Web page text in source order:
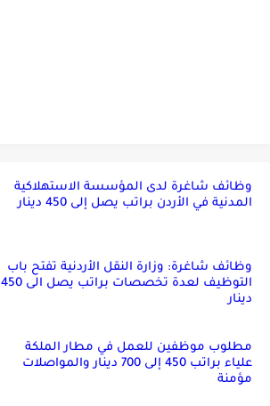
وظائف شاغرة لدى المؤسسة الاستهلاكية
المدنية في الأردن براتب يصل إلى 450 دينار
وظائف شاغرة: وزارة النقل الأردنية تفتح باب
التوظيف لعدة تخصصات براتب يصل الى 450
دينار
مطلوب موظفين للعمل في مطار الملكة
علياء براتب 450 إلى 700 دينار والمواصلات
مؤمنة